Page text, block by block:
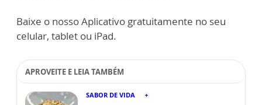
Baixe o nosso Aplicativo gratuitamente no seu
celular, tablet ou iPad.
APROVEITE E LEIA TAMBÉM
SABOR DE VIDA